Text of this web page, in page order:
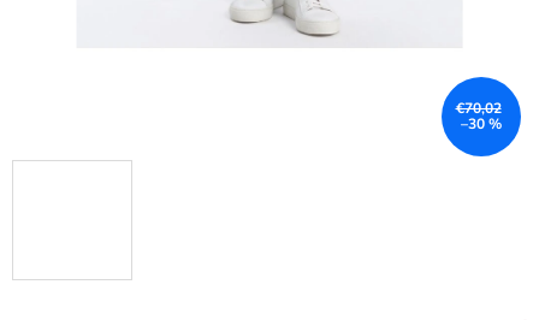
€70,02
–30 %